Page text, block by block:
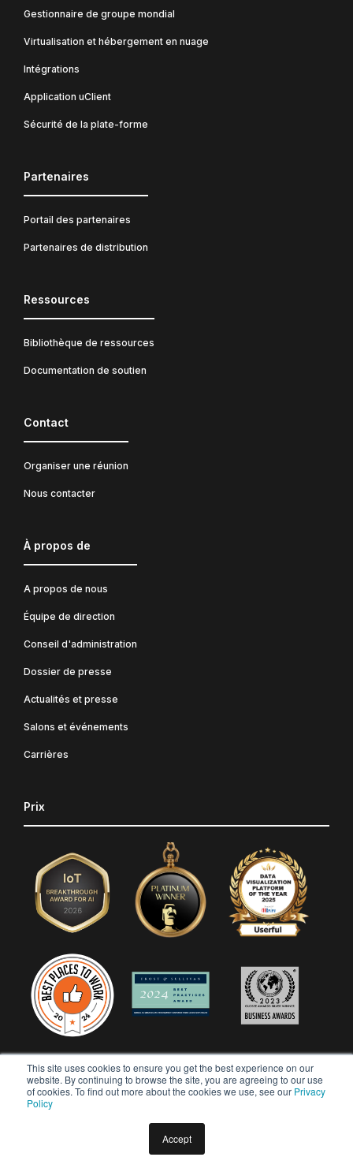
This site uses cookies to ensure you get the best experience on our
website. By continuing to browse the site, you are agreeing to our use
of cookies. To find out more about the cookies we use, see our Privacy
Policy
Accept
Gestionnaire de groupe mondial
Virtualisation et hébergement en nuage
Intégrations
Application uClient
Sécurité de la plate-forme
Partenaires
Portail des partenaires
Partenaires de distribution
Ressources
Bibliothèque de ressources
Documentation de soutien
Contact
Organiser une réunion
Nous contacter
À propos de
A propos de nous
Équipe de direction
Conseil d'administration
Dossier de presse
Actualités et presse
Salons et événements
Carrières
Prix